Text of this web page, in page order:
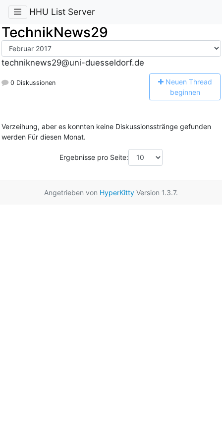
HHU List Server
TechnikNews29
techniknews29@uni-duesseldorf.de
0 Diskussionen Neuen Thread
beginnen
Verzeihung, aber es konnten keine Diskussionsstränge gefunden
werden Für diesen Monat.
Ergebnisse pro Seite:
Angetrieben von HyperKitty Version 1.3.7.